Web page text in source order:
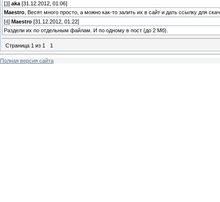
[3] aka [31.12.2012, 01:06]
Maestro , Весят много просто, а можно как-то залить их в сайт и дать ссылку для
[4] Maestro [31.12.2012, 01:22]
Раздели их по отдельным файлам. И по одному в пост (до 2 Мб).
Страница 1 из 1 1
Полная версия сайта